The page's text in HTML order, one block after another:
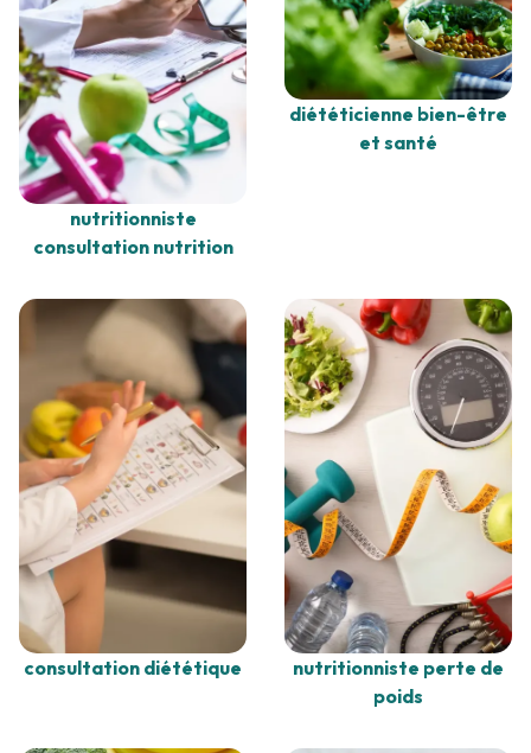
nutritionniste
consultation nutrition
diététicienne bien-être
et santé
consultation diététique
nutritionniste perte de
poids